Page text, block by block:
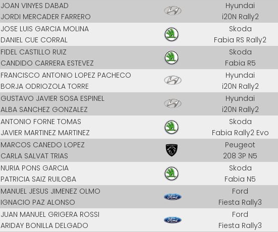
JOAN VINYES DABAD
JORDI MERCADER FARRERO
Hyundai
i20N Rally2
JOSE LUIS GARCIA MOLINA
DANIEL CUE CORRAL
Skoda
Fabia RS Rally2
FIDEL CASTILLO RUIZ
CANDIDO CARRERA ESTEVEZ
Skoda
Fabia R5
FRANCISCO ANTONIO LOPEZ PACHECO
BORJA ODRIOZOLA TORRE
Hyundai
i20N Rally2
GUSTAVO JAVIER SOSA ESPINEL
ALBA SANCHEZ GONZALEZ
Hyundai
i20N Rally2
ANTONIO FORNE TOMAS
JAVIER MARTINEZ MARTINEZ
Skoda
Fabia Rally2 Evo
MARCOS CANEDO LOPEZ
CARLA SALVAT TRIAS
Peugeot
208 3P N5
NURIA PONS GARCIA
PATRICIA SAIZ RUILOBA
Skoda
Fabia N5
MANUEL JESUS JIMENEZ OLMO
IGNACIO PAZ ALONSO
Ford
Fiesta Rally3
JUAN MANUEL GRIGERA ROSSI
ARIDAY BONILLA DELGADO
Ford
Fiesta Rally3